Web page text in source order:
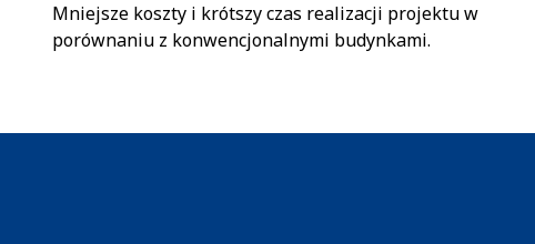
Mniejsze koszty i krótszy czas realizacji projektu w
porównaniu z konwencjonalnymi budynkami.